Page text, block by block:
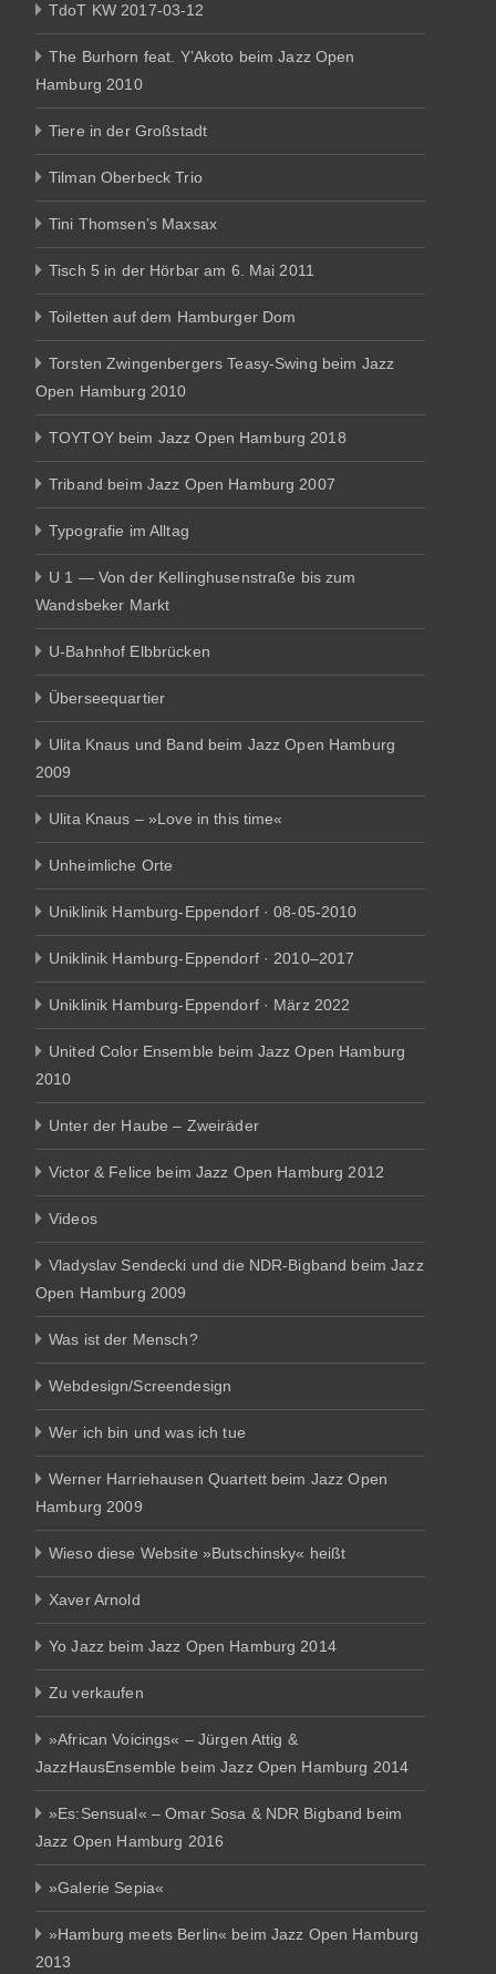
TdoT KW 2017-03-12
The Burhorn feat. Y’Akoto beim Jazz Open
Hamburg 2010
Tiere in der Großstadt
Tilman Oberbeck Trio
Tini Thomsen’s Maxsax
Tisch 5 in der Hörbar am 6. Mai 2011
Toiletten auf dem Hamburger Dom
Torsten Zwingenbergers Teasy-Swing beim Jazz
Open Hamburg 2010
TOYTOY beim Jazz Open Hamburg 2018
Triband beim Jazz Open Hamburg 2007
Typografie im Alltag
U 1 — Von der Kellinghusenstraße bis zum
Wandsbeker Markt
U-Bahnhof Elbbrücken
Überseequartier
Ulita Knaus und Band beim Jazz Open Hamburg
2009
Ulita Knaus – »Love in this time«
Unheimliche Orte
Uniklinik Hamburg-Eppendorf · 08-05-2010
Uniklinik Hamburg-Eppendorf · 2010–2017
Uniklinik Hamburg-Eppendorf · März 2022
United Color Ensemble beim Jazz Open Hamburg
2010
Unter der Haube – Zweiräder
Victor & Felice beim Jazz Open Hamburg 2012
Videos
Vladyslav Sendecki und die NDR-Bigband beim Jazz
Open Hamburg 2009
Was ist der Mensch?
Webdesign/Screendesign
Wer ich bin und was ich tue
Werner Harriehausen Quartett beim Jazz Open
Hamburg 2009
Wieso diese Website »Butschinsky« heißt
Xaver Arnold
Yo Jazz beim Jazz Open Hamburg 2014
Zu verkaufen
»African Voicings« – Jürgen Attig &
JazzHausEnsemble beim Jazz Open Hamburg 2014
»Es:Sensual« – Omar Sosa & NDR Bigband beim
Jazz Open Hamburg 2016
»Galerie Sepia«
»Hamburg meets Berlin« beim Jazz Open Hamburg
2013